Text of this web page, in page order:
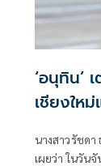
‘อนุทิน’
เชียงให
นางสาวรัชด
เผยว่า ในวัน